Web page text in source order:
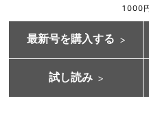
1000
最新号を購入する
試し読み